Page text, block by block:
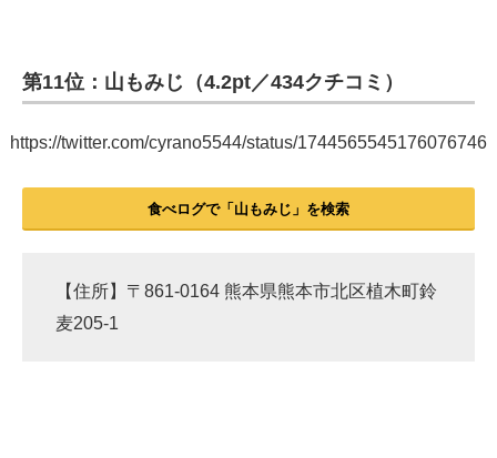
第11位：山もみじ（4.2pt／434クチコミ）
https://twitter.com/cyrano5544/status/1744565545176076746
食べログで「山もみじ」を検索
【住所】〒861-0164 熊本県熊本市北区植木町鈴
麦205-1